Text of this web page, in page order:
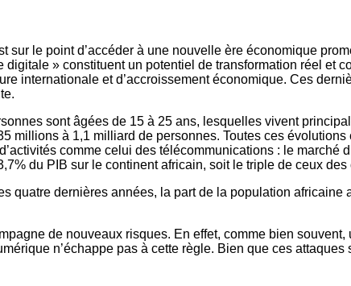
sur le point d’accéder à une nouvelle ère économique
» constituent un potentiel de transformation réel et
internationale et d’accroissement économique. Ces
sont âgées de 15 à 25 ans, lesquelles vivent
millions à 1,1 milliard de personnes. Toutes ces
comme celui des télécommunications : le
du PIB sur le continent africain, soit le triple de ceux
quatre dernières années, la part de la population
de nouveaux risques. En effet, comme bien
n’échappe pas à cette règle. Bien que ces